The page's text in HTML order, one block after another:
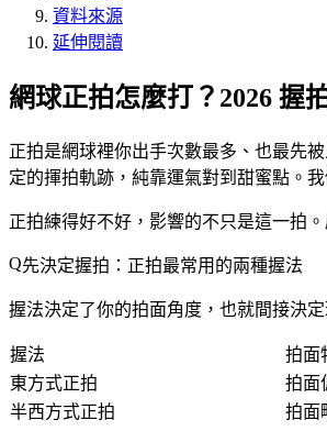
資料來源
延伸閱讀
網球正拍怎麼打？2026 握
正拍是網球裡你出手次數最多、也最先
定的揮拍軌跡，純靠運氣對到甜蜜點。
正拍練得好不好，影響的不只是這一拍
先決定握拍：正拍最常用的兩種握法
握法決定了你的拍面角度，也就間接決
握法 拍面
東方式正拍
拍面
半西方式正拍
拍面